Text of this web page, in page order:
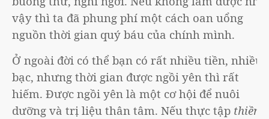
vậy thì ta đã phung phí một cách oan uổng
nguồn thời gian quý báu của chính mình.
Ở ngoài đời có thể bạn có rất nhiều tiền, nhiều
bạc, nhưng thời gian được ngồi yên thì rất
hiếm. Được ngồi yên là một cơ hội để nuôi
dưỡng và trị liệu thân tâm. Nếu thực tập thiền